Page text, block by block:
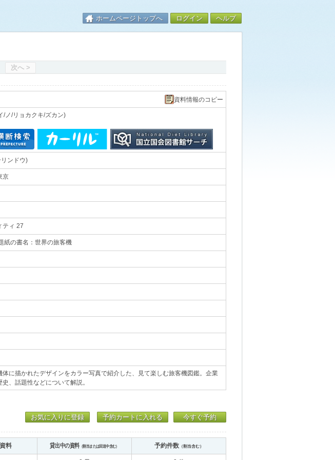
ホームページトップへ ログイン ヘルプ
次へ >
資料情報のコピー
/ノ/リョカクキ/ズカン)
ンドウ)
京
ティ 27
紙の書名：世界の旅客機
に描かれたデザインをカラー写真で紹介した、見て楽しむ旅客機図鑑。企業
、話題性などについて解説。
お気に入りに登録 予約カートに入れる 今すぐ予約
料 貸出中の資料（割当または回送中含む） 予約件数（割当含む）